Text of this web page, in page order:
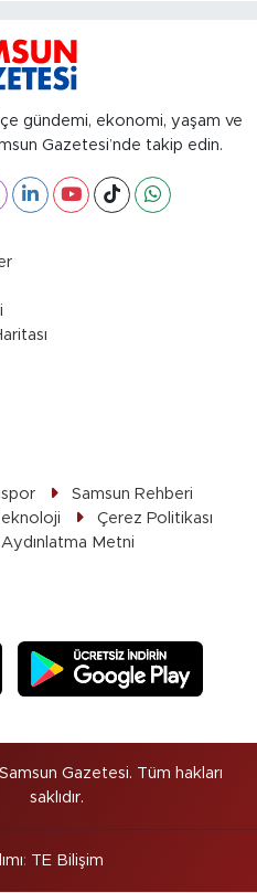
gündemi, ekonomi, yaşam ve
Gazetesi’nde takip edin.
Samsun Rehberi
Çerez Politikası
Metni
Gazetesi. Tüm hakları
saklıdır.
: TE Bilişim